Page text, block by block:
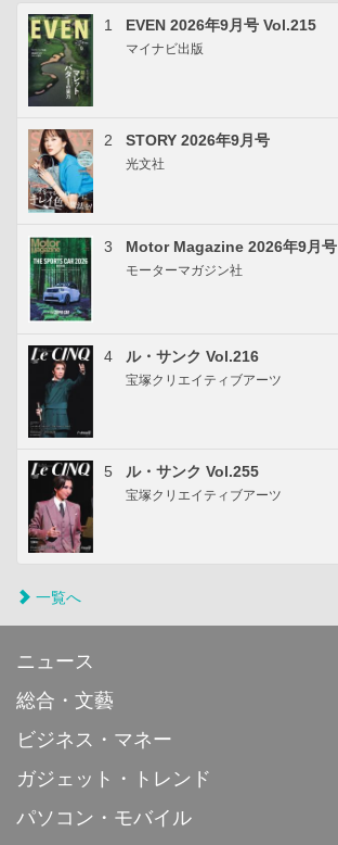
1 EVEN 2026年9月号 Vol.215
マイナビ出版
2 STORY 2026年9月号
光文社
3 Motor Magazine 2026年9月号
モーターマガジン社
4 ル・サンク Vol.216
宝塚クリエイティブアーツ
5 ル・サンク Vol.255
宝塚クリエイティブアーツ
一覧へ
ニュース
総合・文藝
ビジネス・マネー
ガジェット・トレンド
パソコン・モバイル